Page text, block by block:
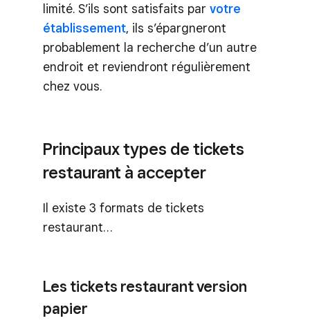
limité. S’ils sont satisfaits par votre
établissement, ils s’épargneront
probablement la recherche d’un autre
endroit et reviendront régulièrement
chez vous.
Principaux types de tickets
restaurant à accepter
Il existe 3 formats de tickets
restaurant…
Les tickets restaurant version
papier